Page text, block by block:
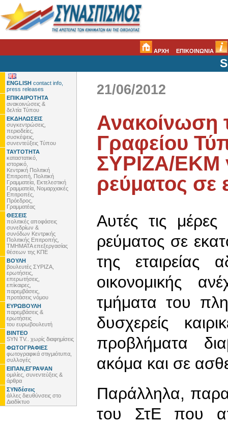
ΑΡΧΗ ΕΠΙΚΟΙΝΩΝΙΑ
ENGLISH contact info,
press releases
ΕΠΙΚΑΙΡΟΤΗΤΑ
ανακοινώσεις &
δελτία Τύπου
ΕΚΔΗΛΩΣΕΙΣ
συγκεντρώσεις,
περιοδείες,
συσκέψεις,
συνεντεύξεις Τύπου
ΤΑΥΤΟΤΗΤΑ
καταστατικό,
ιστορικό,
Κεντρική Πολιτική
Επιτροπή, Πολιτική
Γραμματεία, Εκτελεστική
Γραμματεία, Νομαρχιακές
Επιτροπές,
Πρόεδρος,
Γραμματέας
ΘΕΣΕΙΣ
πολιτικές αποφάσεις
συνεδρίων &
συνόδων Κεντρικής
Πολιτικής Επιτροπής,
ΤΜΗΜΑΤΑ επεξεργασίας
θέσεων της ΚΠΕ
ΒΟΥΛΗ
βουλευτές ΣΥΡΙΖΑ,
ερωτήσεις,
επερωτήσεις,
επίκαιρες,
παρεμβάσεις,
προτάσεις νόμου
ΕΥΡΩΒΟΥΛΗ
παρεμβάσεις &
ερωτήσεις
του ευρωβουλευτή
ΒΙΝΤΕΟ
SYN TV.. χωρίς διαφημίσεις
ΦΩΤΟΓΡΑΦΙΕΣ
φωτογραφικά στιγμιότυπα,
συλλογές
ΕΙΠΑΝ,ΕΓΡΑΨΑΝ
ομιλίες, συνεντεύξεις &
άρθρα
ΣΥΝδέσεις
άλλες διευθύνσεις στο
Διαδίκτυο
21/06/2012
Ανακοίνωση
Γραφείου
ΣΥΡΙΖΑ/ΕΚΜ
ρεύματος σε
Αυτές τις
ρεύματος σε
της εταιρείας
οικονομικής
τμήματα του
δυσχερείς
προβλήματα
ακόμα και σε
Παράλληλα,
του ΣτΕ που